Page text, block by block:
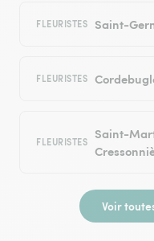
FLEURISTES Saint-
FLEURISTES
FLEURISTES
Saint-
Voir